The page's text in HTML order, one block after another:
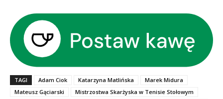
TAGI Adam Ciok Katarzyna Matlińska
Marek Midura
Mateusz Gąciarski
Mistrzostwa Skarżyska w Tenisie Stołowym